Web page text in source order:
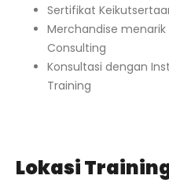
Sertifikat
Merchandise menarik
Consulting
Konsultasi dengan
Training
Lokasi